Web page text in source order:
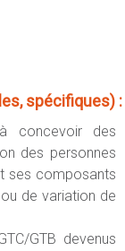
spécifiques) :
concevoir des
des personnes
ses composants
de variation de
GTB devenus